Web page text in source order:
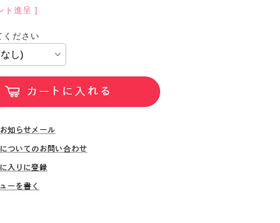
ト進呈 ]